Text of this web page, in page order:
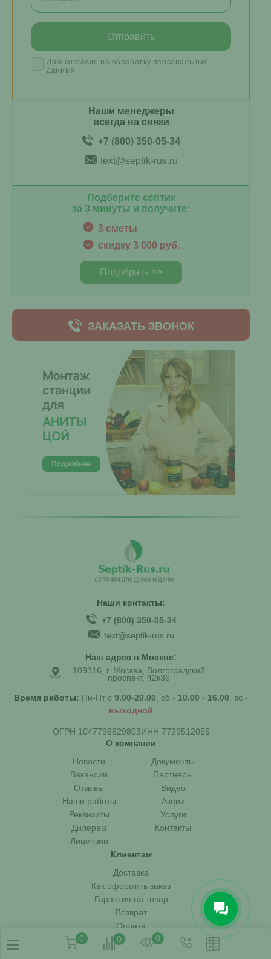
Наши менеджеры
всегда на связи
+7 (800) 350-05-34
text@septik-rus.ru
Подберите септик
за 3 минуты и получите:
3 сметы
скидку 3 000 руб.
Подобрать >>
ЗАКАЗАТЬ ЗВОНОК
Даю согласие на обработку персональных
данных
Наши контакты:
+7 (800) 350-05-34
text@septik-rus.ru
Наш адрес в Москве:
109316, г. Москва, Волгоградский
проспект, 42к36
Время работы: Пн-Пт с 9.00-20.00 , сб - 10.00 - 16.00 , вс -
выходной
ОГРН 1047796629803ИНН 7729512056
О компании
Новости
Документы
Вакансии
Партнеры
Отзывы
Видео
Наши работы
Акции
Реквизиты
Услуги
Дилерам
Контакты
Лицензии
Клиентам
Доставка
Как оформить заказ
Гарантия на товар
Возврат
Оплата
Вопрос-ответ
0 0 0